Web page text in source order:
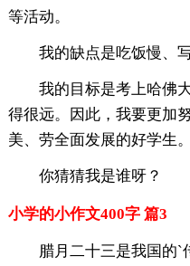
等活动。
我的缺点是吃饭慢、
我的目标是考上哈佛
得很远。因此，我要更加
美、劳全面发展的好学生。
你猜猜我是谁呀？
小学的小作文400字 篇3
腊月二十三是我国的